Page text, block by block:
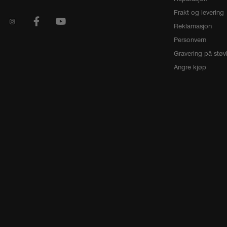
Frakt og levering
Reklamasjon
Personvern
Gravering på
Angre kjøp